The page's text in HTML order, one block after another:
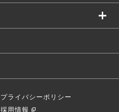
プライバシーポリシー
採用情報